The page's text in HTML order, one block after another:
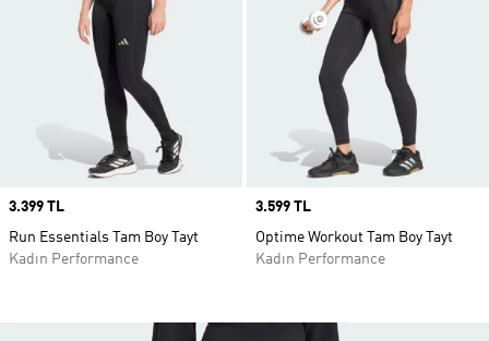
Price
3.399 TL
Run Essentials Tam Boy Tayt
Kadın Performance
Price
3.599 TL
Optime Workout Tam Boy Tayt
Kadın Performance